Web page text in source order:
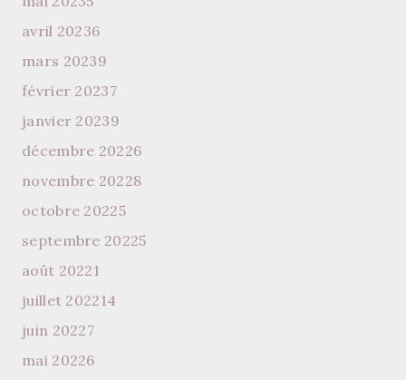
avril 20236
mars 20239
février 20237
janvier 20239
décembre 20226
novembre 20228
octobre 20225
septembre 20225
août 20221
juillet 202214
juin 20227
mai 20226